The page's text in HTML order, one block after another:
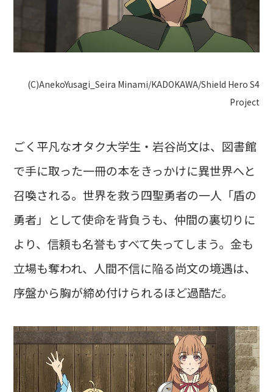
(C)AnekoYusagi_Seira Minami/KADOKAWA/Shield Hero S4
Project
ごく平凡なオタク大学生・岩谷尚文は、図書館
で手に取った一冊の本をきっかけに異世界へと
召喚される。世界を救う四聖勇者の一人「盾の
勇者」として使命を背負うも、仲間の裏切りに
より、信頼も名誉もすべて失ってしまう。金も
立場も奪われ、人間不信に陥る尚文の境遇は、
序盤から胸が締め付けられるほど過酷だ。